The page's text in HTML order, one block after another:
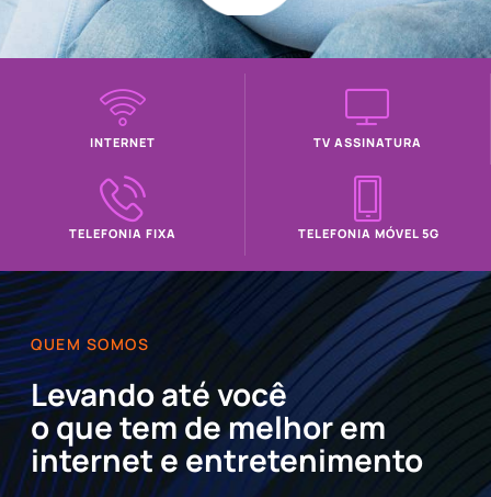
INTERNET TV ASSINATURA
TELEFONIA FIXA TELEFONIA MÓVEL 5G
QUEM SOMOS
Levando até você
o que tem de melhor em
internet e entretenimento